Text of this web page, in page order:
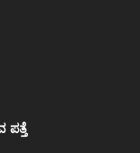
ಪತ್ತೆ